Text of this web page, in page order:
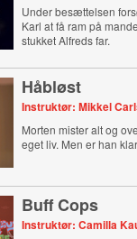
Under besættelsen
Karl at få ram på
stukket Alfreds far.
Håbløst
Instruktør: Mikkel
Morten mister alt og
eget liv. Men er han
Buff Cops
Instruktør: Camilla